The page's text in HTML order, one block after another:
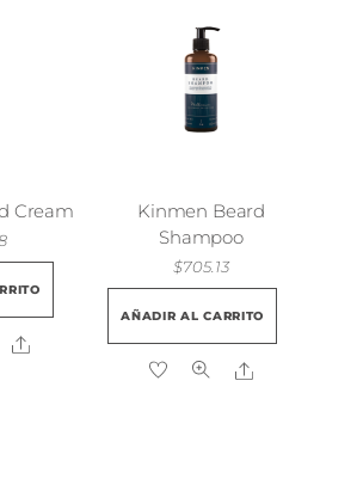
Cream
Share
Kinmen Beard
Shampoo
$705.13
AÑADIR AL CARRITO
Share